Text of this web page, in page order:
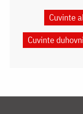
Cuvinte
Cuvinte